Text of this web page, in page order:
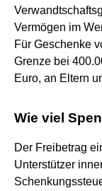
Vermögen im
Für Geschenke
Grenze bei
Euro, an Eltern
Wie viel
Der Freibetrag
Unterstützer